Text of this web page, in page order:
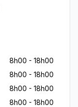
8h00 - 18h00
8h00 - 18h00
8h00 - 18h00
8h00 - 18h00